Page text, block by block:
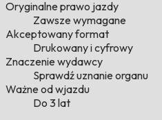
Oryginalne prawo jazdy
Zawsze wymagane
Akceptowany format
Drukowany i cyfrowy
Znaczenie wydawcy
Sprawdź uznanie organu
Ważne od wjazdu
Do 3 lat